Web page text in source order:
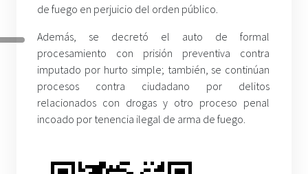
de fuego en perjuicio del orden público.
Además, se decretó el auto de formal
procesamiento con prisión preventiva contra
imputado por hurto simple; también, se continúan
procesos contra ciudadano por delitos
relacionados con drogas y otro proceso penal
incoado por tenencia ilegal de arma de fuego.